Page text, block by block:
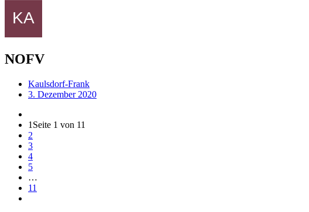
NOFV
Kaulsdorf-Frank
3. Dezember 2020
1 Seite 1 von 11
2
3
4
5
…
11